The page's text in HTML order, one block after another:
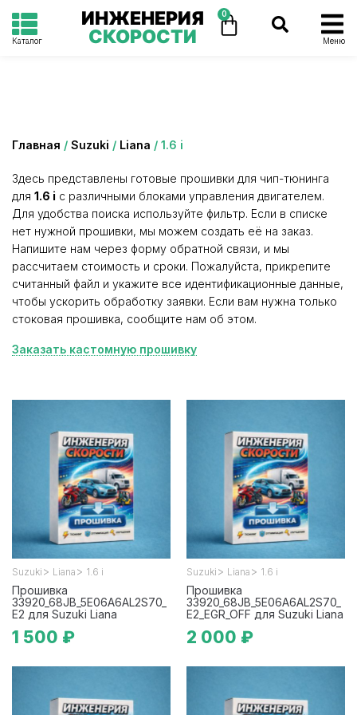
Каталог
ИНЖЕНЕРИЯ
СКОРОСТИ
0
Меню
Главная / Suzuki / Liana / 1.6 i
Здесь представлены готовые прошивки для чип-тюнинга
для 1.6 i с различными блоками управления двигателем.
Для удобства поиска используйте фильтр. Если в списке
нет нужной прошивки, мы можем создать её на заказ.
Напишите нам через форму обратной связи, и мы
рассчитаем стоимость и сроки. Пожалуйста, прикрепите
считанный файл и укажите все идентификационные данные,
чтобы ускорить обработку заявки. Если вам нужна только
стоковая прошивка, сообщите нам об этом.
Заказать кастомную прошивку
Suzuki > Liana > 1.6 i
Прошивка
33920_68JB_5E06A6AL2S70_
E2 для Suzuki Liana
1 500 ₽
Suzuki > Liana > 1.6 i
Прошивка
33920_68JB_5E06A6AL2S70_
E2_EGR_OFF для Suzuki Liana
2 000 ₽